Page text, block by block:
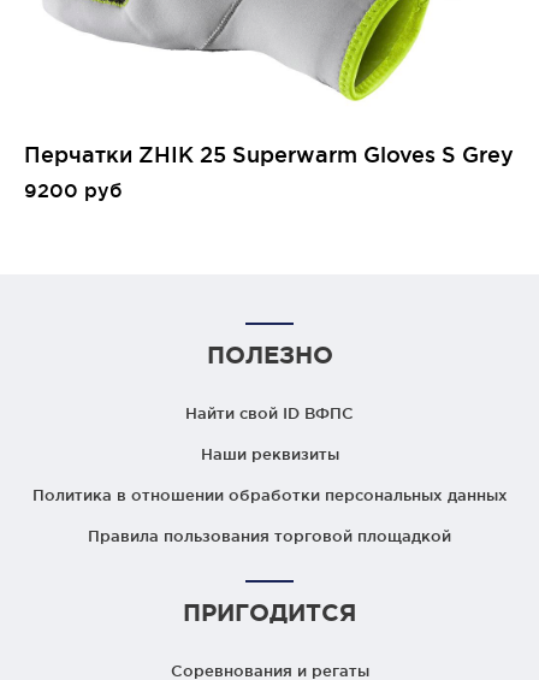
Перчатки ZHIK 25 Superwarm Gloves S Grey
9200 руб
ПОЛЕЗНО
Найти свой ID ВФПС
Наши реквизиты
Политика в отношении обработки персональных данных
Правила пользования торговой площадкой
ПРИГОДИТСЯ
Соревнования и регаты